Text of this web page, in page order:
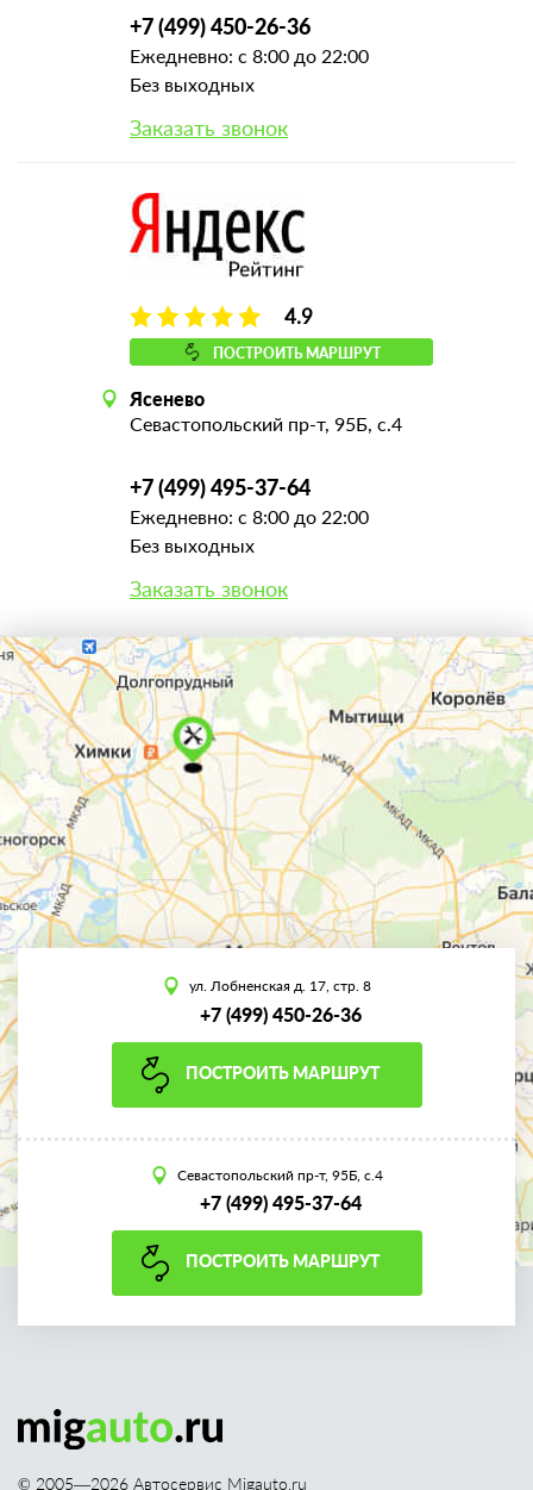
+7 (499) 450-26-36
Ежедневно: с 8:00 до 22:00
Без выходных
Заказать звонок
4.9
ПОСТРОИТЬ МАРШРУТ
Ясенево
Севастопольский пр-т, 95Б, с.4
+7 (499) 495-37-64
Ежедневно: с 8:00 до 22:00
Без выходных
Заказать звонок
ул. Лобненская д. 17, стр. 8
+7 (499) 450-26-36
ПОСТРОИТЬ МАРШРУТ
Севастопольский пр-т, 95Б, с.4
+7 (499) 495-37-64
ПОСТРОИТЬ МАРШРУТ
© 2005—2026 Автосервис Migauto.ru